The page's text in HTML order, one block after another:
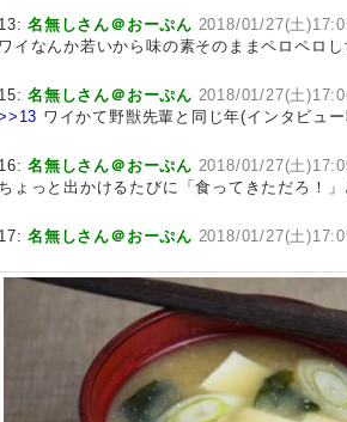
13:名無しさん＠おーぷん 2018/01/27(土
ワイなんか若いから味の素そのままペロペロし
15:名無しさん＠おーぷん 2018/01/27(土
ワイかて野獣先輩と同じ年(インタビュ
16:名無しさん＠おーぷん 2018/01/27(土
ちょっと出かけるたびに「食ってきただろ！
17:名無しさん＠おーぷん 2018/01/27(土